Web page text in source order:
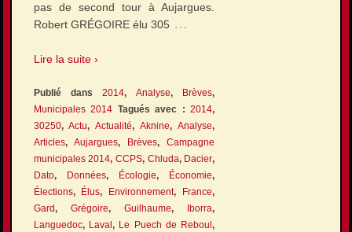
pas de second tour à Aujargues.
Robert GRÉGOIRE élu 305 …
Lire la suite ›
Publié dans 2014, Analyse, Brèves,
Municipales 2014 Tagués avec :2014,
30250,Actu,Actualité,Aknine,Analyse,
Articles,Aujargues, Brèves,Campagne
municipales 2014, CCPS, Chluda, Dacier,
Dato, Données, Écologie, Économie,
Élections, Élus, Environnement, France,
Gard, Grégoire, Guilhaume, Iborra,
Languedoc, Laval , Le Puech de Reboul,